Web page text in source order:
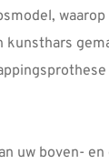
uw boven-